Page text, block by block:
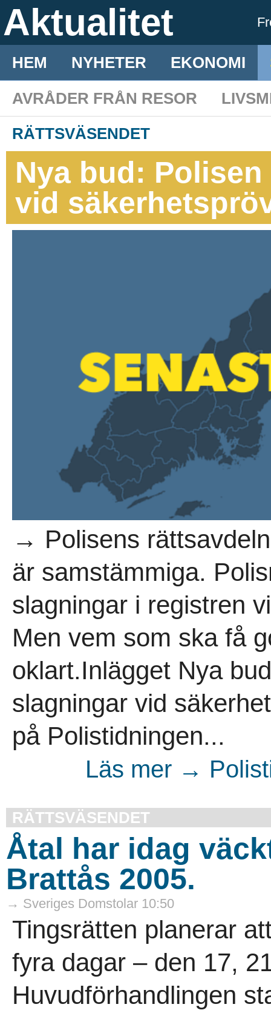
Aktualitet
HEM NYHETER EKONOMI
AVRÅDER FRÅN RESOR
RÄTTSVÄSENDET
Nya bud:
vid
→ Polisens
är samstämmiga.
slagningar i registren
Men vem som ska få
oklart.Inlägget Nya
slagningar vid
på Polistidningen...
Läs mer →
RÄTTSVÄSENDET
Åtal har idag
Brattås 2005.
→ Sveriges Domstolar 10:50
Tingsrätten planerar
fyra dagar – den 17,
Huvudförhandlingen